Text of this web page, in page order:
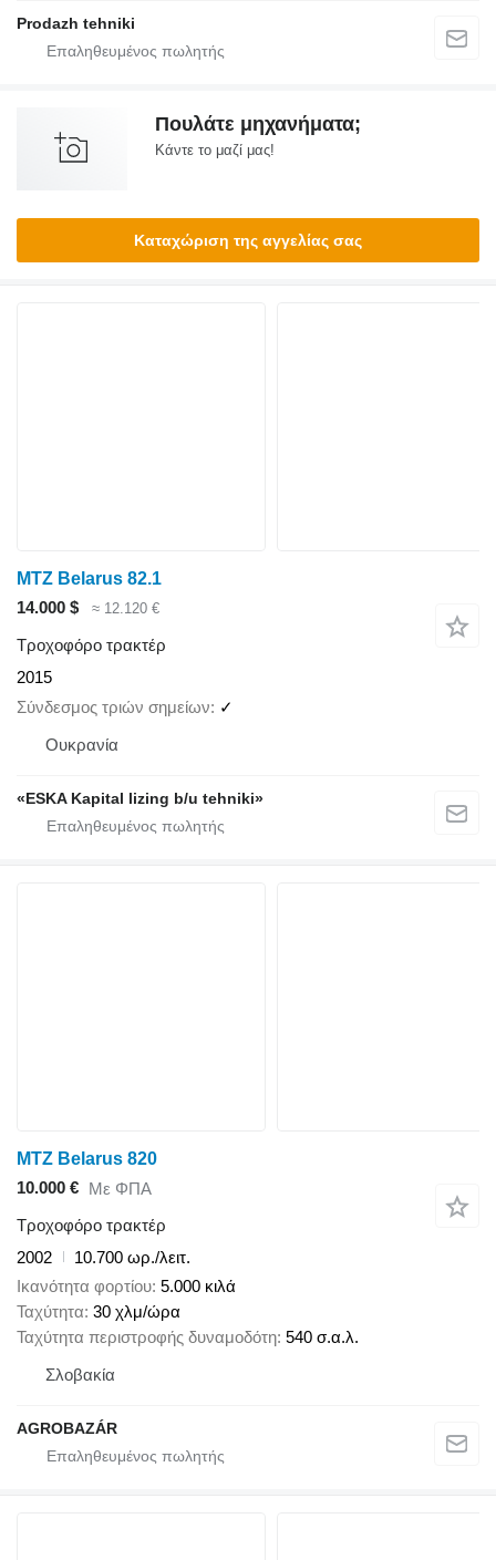
Prodazh tehniki
Πουλάτε μηχανήματα;
Κάντε το μαζί μας!
Καταχώριση της αγγελίας σας
MTZ Belarus 82.1
14.000 $
≈ 12.120 €
Τροχοφόρο τρακτέρ
2015
Σύνδεσμος τριών σημείων
✓
Ουκρανία
«ESKA Kapital lizing b/u tehniki»
MTZ Belarus 820
10.000 € Με ΦΠΑ
Τροχοφόρο τρακτέρ
2002
10.700 ωρ./λειτ.
Ικανότητα φορτίου 5.000 κιλά
Ταχύτητα 30 χλμ/ώρα
Ταχύτητα περιστροφής δυναμοδότη 540 σ.α.λ.
Σλοβακία
AGROBAZÁR